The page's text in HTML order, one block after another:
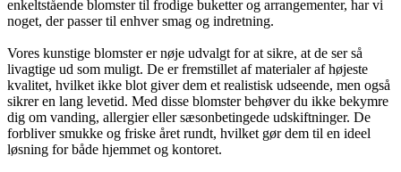
enkeltstående blomster til frodige buketter og arrangementer, har vi
noget, der passer til enhver smag og indretning.
Vores kunstige blomster er nøje udvalgt for at sikre, at de ser så
livagtige ud som muligt. De er fremstillet af materialer af højeste
kvalitet, hvilket ikke blot giver dem et realistisk udseende, men også
sikrer en lang levetid. Med disse blomster behøver du ikke bekymre
dig om vanding, allergier eller sæsonbetingede udskiftninger. De
forbliver smukke og friske året rundt, hvilket gør dem til en ideel
løsning for både hjemmet og kontoret.